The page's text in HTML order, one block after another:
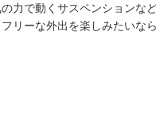
力で動くサスペンションな
リーな外出を楽しみたいな